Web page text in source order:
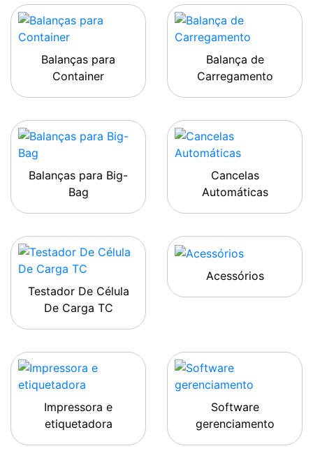
Balanças para
Container
Balança de
Carregamento
Balanças para Big-
Bag
Cancelas
Automáticas
Testador De Célula
De Carga TC
Acessórios
Impressora e
etiquetadora
Software
gerenciamento